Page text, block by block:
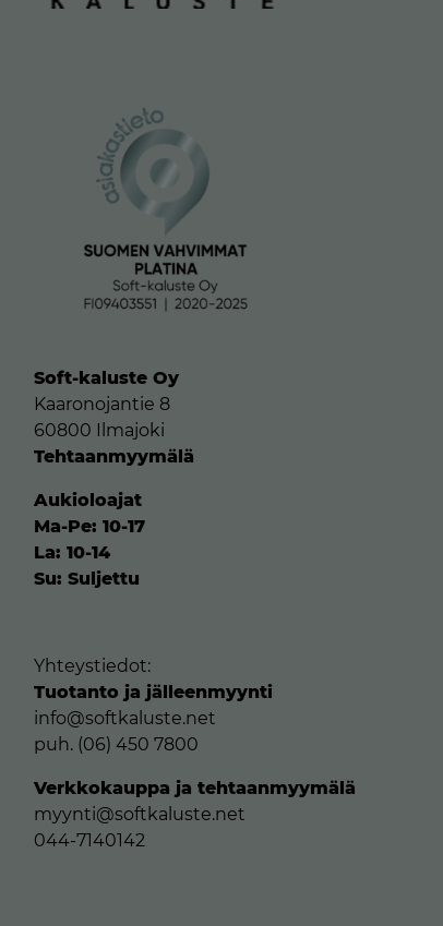
Soft-kaluste Oy
Kaaronojantie 8
60800 Ilmajoki
Tehtaanmyymälä
Aukioloajat
Ma-Pe: 10-17
La: 10-14
Su: Suljettu
Yhteystiedot:
Tuotanto ja jälleenmyynti
info@softkaluste.net
puh. (06) 450 7800
Verkkokauppa ja tehtaanmyymälä
myynti@softkaluste.net
044-7140142